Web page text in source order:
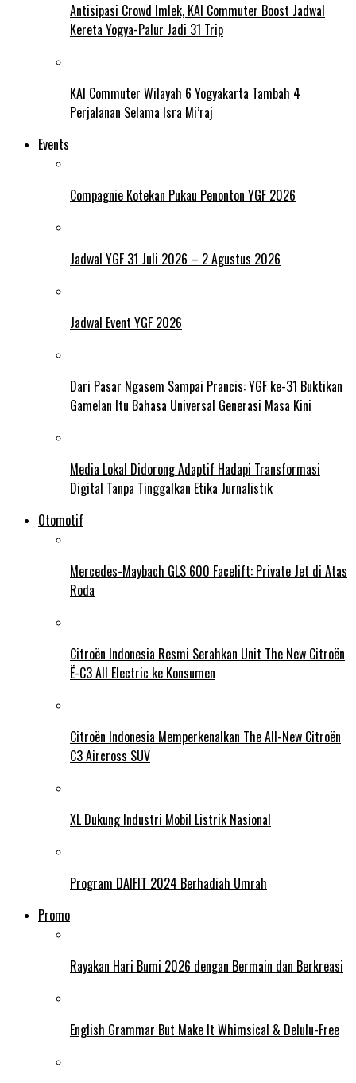
Antisipasi Crowd Imlek, KAI Commuter Boost Jadwal
Kereta Yogya-Palur Jadi 31 Trip
KAI Commuter Wilayah 6 Yogyakarta Tambah 4
Perjalanan Selama Isra Mi’raj
Events
Compagnie Kotekan Pukau Penonton YGF 2026
Jadwal YGF 31 Juli 2026 – 2 Agustus 2026
Jadwal Event YGF 2026
Dari Pasar Ngasem Sampai Prancis: YGF ke-31 Buktikan
Gamelan Itu Bahasa Universal Generasi Masa Kini
Media Lokal Didorong Adaptif Hadapi Transformasi
Digital Tanpa Tinggalkan Etika Jurnalistik
Otomotif
Mercedes-Maybach GLS 600 Facelift: Private Jet di Atas
Roda
Citroën Indonesia Resmi Serahkan Unit The New Citroën
Ë-C3 All Electric ke Konsumen
Citroën Indonesia Memperkenalkan The All-New Citroën
C3 Aircross SUV
XL Dukung Industri Mobil Listrik Nasional
Program DAIFIT 2024 Berhadiah Umrah
Promo
Rayakan Hari Bumi 2026 dengan Bermain dan Berkreasi
English Grammar But Make It Whimsical & Delulu-Free